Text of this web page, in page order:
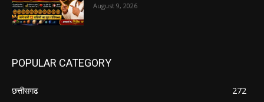
August 9, 2026
POPULAR CATEGORY
छत्तीसगढ
272